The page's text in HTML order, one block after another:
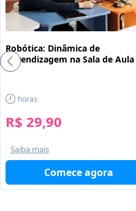
Robótica: Dinâmica de
Aprendizagem na Sala de Aula
horas
R$ 29,90
Saiba mais
Comece agora